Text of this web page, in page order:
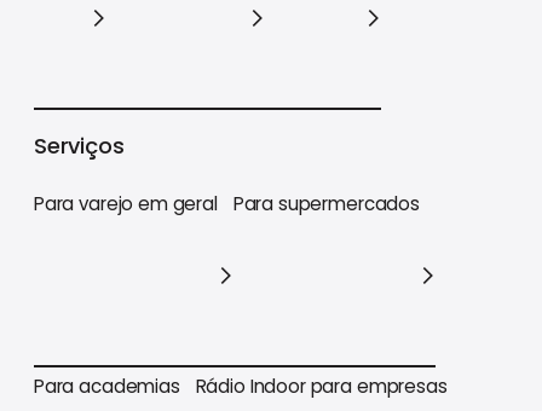
Serviços
Para varejo em geral
Para varejo em geral
Para supermercados
Para supermercados
Para academias Rádio Indoor para empresas